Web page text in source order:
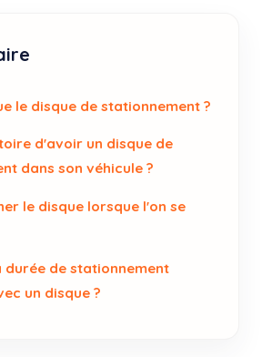
le disque de stationnement ?
d'avoir un disque de
dans son véhicule ?
le disque lorsque l'on se
durée de stationnement
un disque ?